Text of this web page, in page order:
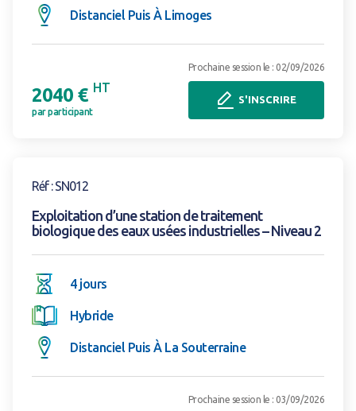
Distanciel Puis À Limoges
2040 € HT
par participant
Prochaine session le : 02/09/2026
S'INSCRIRE
Réf : SN012
Exploitation d’une station de traitement
biologique des eaux usées industrielles – Niveau 2
4 jours
Hybride
Distanciel Puis À La Souterraine
Prochaine session le : 03/09/2026